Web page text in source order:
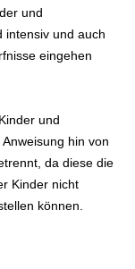
und
intensiv und auch
eingehen
und
hin von
da diese die
Kinder nicht
können.